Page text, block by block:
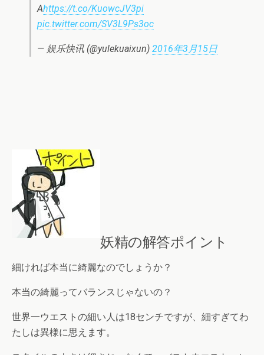
Ahttps://t.co/KuowcJV3pi
pic.twitter.com/SV3L9Ps3oc
— 娱乐快讯 (@yulekuaixun) 2016年3月15日
妖精の解答ポイント
細ければ本当に綺麗なのでしょうか？
本当の綺麗ってバランスじゃないの？
世界一ウエストの細い人は18センチですが、細すぎてわ
たしは異様に思えます。